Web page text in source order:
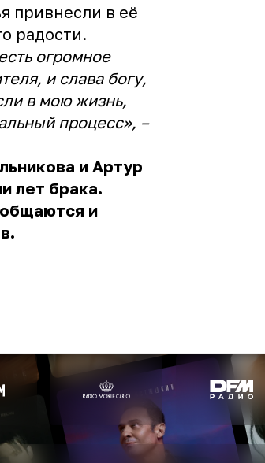
привнесли в её
радости.
огромное
и слава богу,
в мою жизнь,
процесс», –
и Артур
лет брака.
и